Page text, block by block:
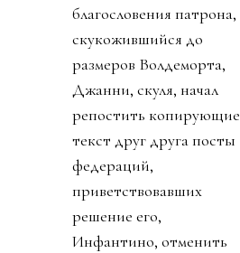
благословения патрона,
скукожившийся до
размеров Волдеморта,
Джанни, скуля, начал
репостить копирующие
текст друг друга посты
федераций,
приветствовавших
решение его,
Инфантино, отменить